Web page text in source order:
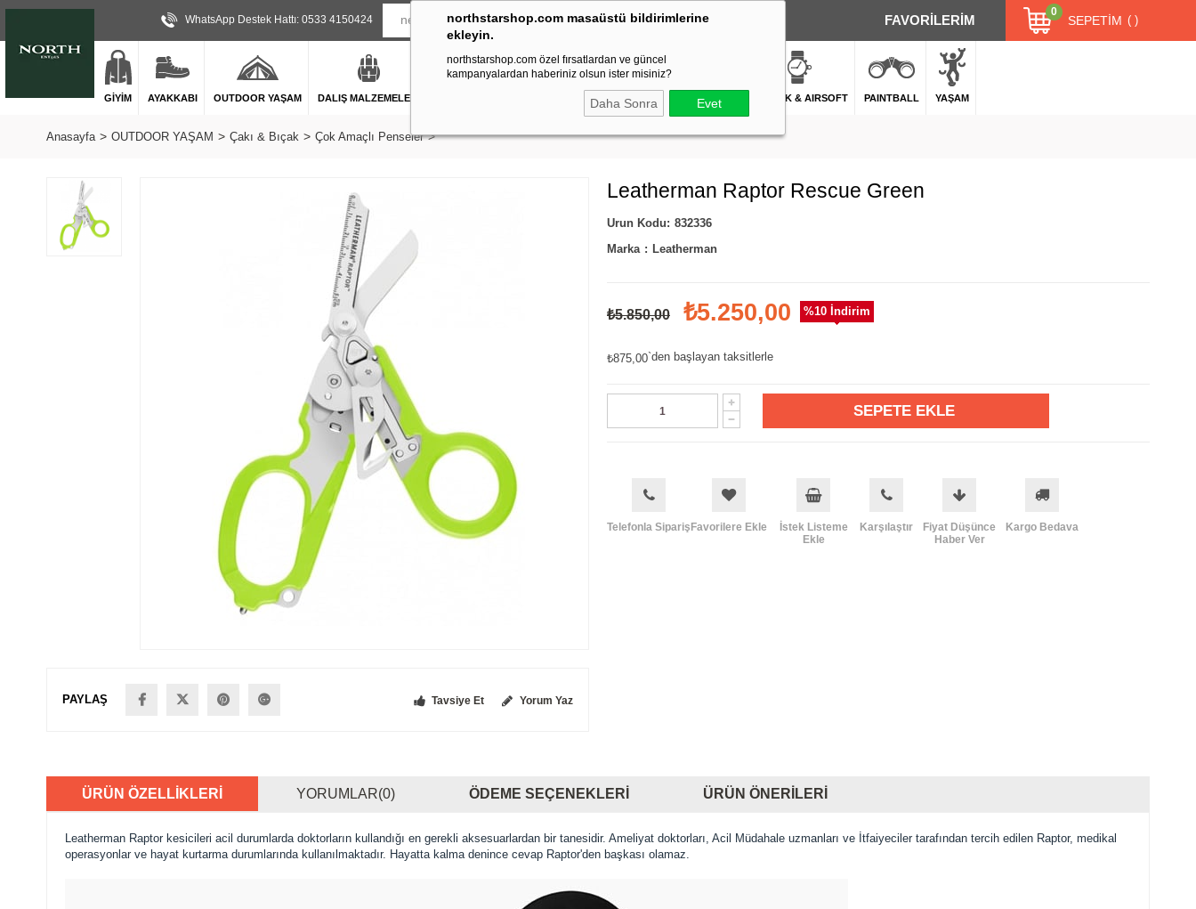
northstarshop.com masaüstü bildirimlerine
ekleyin.
northstarshop.com özel fırsatlardan ve güncel
kampanyalardan haberiniz olsun ister misiniz?
Daha Sonra Evet
WhatsApp Destek Hattı: 0533 4150424 FAVORİLERİM SEPETIM
0
GİYİM AYAKKABI OUTDOOR YAŞAM DALIŞ MALZEMELERİ FENER DAĞCILIK & İŞ GÜVENLİĞİ ATICILIK & AIRSOFT PAINTBALL YAŞAM
Anasayfa OUTDOOR YAŞAM Çakı & Bıçak Çok Amaçlı Penseler
PAYLAŞ Tavsiye Et Yorum Yaz
Leatherman Raptor Rescue Green
832336
Marka : Leatherman
₺5.850,00 ₺5.250,00
₺875,00`den başlayan taksitlerle
%10 İndirim
Telefonla Sipariş Favorilere Ekle
İstek Listeme
Ekle
Karşılaştır
Fiyat Düşünce
Haber Ver
Kargo Bedava
ÜRÜN ÖZELLIKLERI YORUMLAR(0) ÖDEME SEÇENEKLERI ÜRÜN ÖNERILERI
Leatherman Raptor kesicileri acil durumlarda doktorların kullandığı en gerekli aksesuarlardan bir tanesidir. Ameliyat doktorları, Acil Müdahale uzmanları ve İtfaiyeciler tarafından tercih edilen Raptor, medikal
operasyonlar ve hayat kurtarma durumlarında kullanılmaktadır. Hayatta kalma denince cevap Raptor'den başkası olamaz.